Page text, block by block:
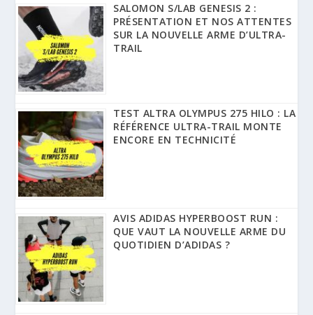
SALOMON S/LAB GENESIS 2 :
PRÉSENTATION ET NOS ATTENTES
SUR LA NOUVELLE ARME D’ULTRA-
TRAIL
TEST ALTRA OLYMPUS 275 HILO : LA
RÉFÉRENCE ULTRA-TRAIL MONTE
ENCORE EN TECHNICITÉ
AVIS ADIDAS HYPERBOOST RUN :
QUE VAUT LA NOUVELLE ARME DU
QUOTIDIEN D’ADIDAS ?